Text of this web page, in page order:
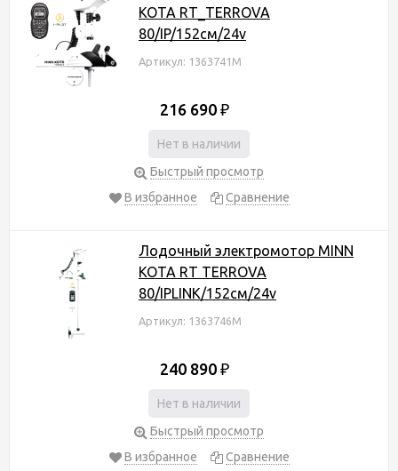
KOTA RT_TERROVA
80/IP/152см/24v
Артикул: 1363741M
216 690 ₽
Нет в наличии
Быстрый просмотр
В избранное
Сравнение
Лодочный электромотор MINN
KOTA RT TERROVA
80/IPLINK/152см/24v
Артикул: 1363746M
240 890 ₽
Нет в наличии
Быстрый просмотр
В избранное
Сравнение